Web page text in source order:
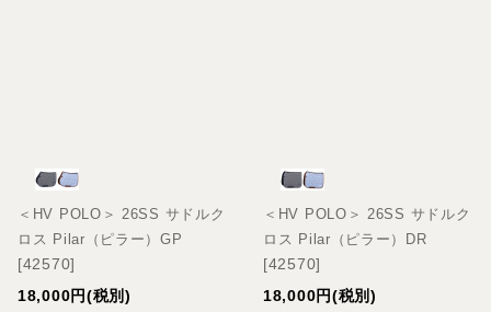
＜HV POLO＞ 26SS サドルク
ロス Pilar（ピラー）GP
[42570]
18,000円(税別)
＜HV POLO＞ 26SS サドルク
ロス Pilar（ピラー）DR
[42570]
18,000円(税別)